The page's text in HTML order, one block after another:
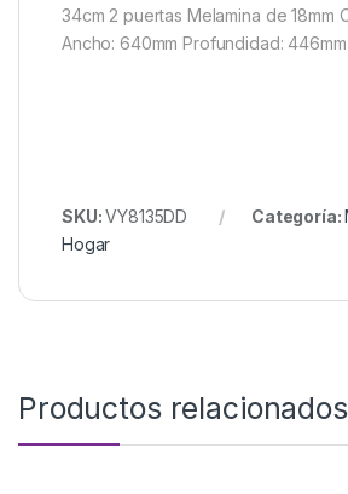
34cm 2 puertas Melamina de 18mm
Ancho: 640mm Profundidad:
SKU:VY8135DD Categoría:
Hogar
Productos relacionados